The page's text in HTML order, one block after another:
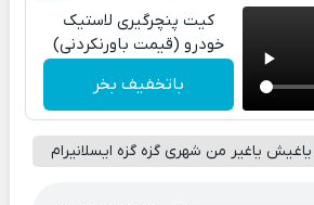
کیت پنچرگیری لاستیک
خودرو (قیمت باورنکردنی)
باتخفیف بخر
یاغیر من شهری گزه گزه ایسلانیرام